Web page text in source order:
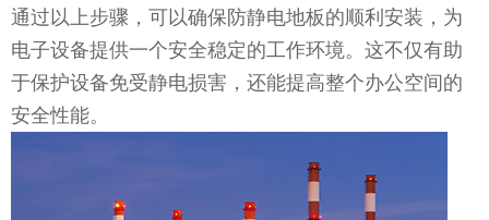
通过以上步骤，可以确保防静电地板的顺利安装，为
电子设备提供一个安全稳定的工作环境。这不仅有助
于保护设备免受静电损害，还能提高整个办公空间的
安全性能。